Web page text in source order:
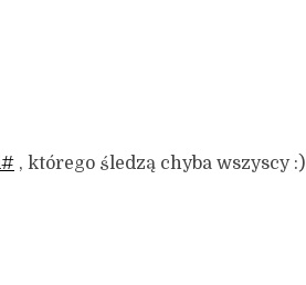
, którego śledzą chyba wszyscy :)